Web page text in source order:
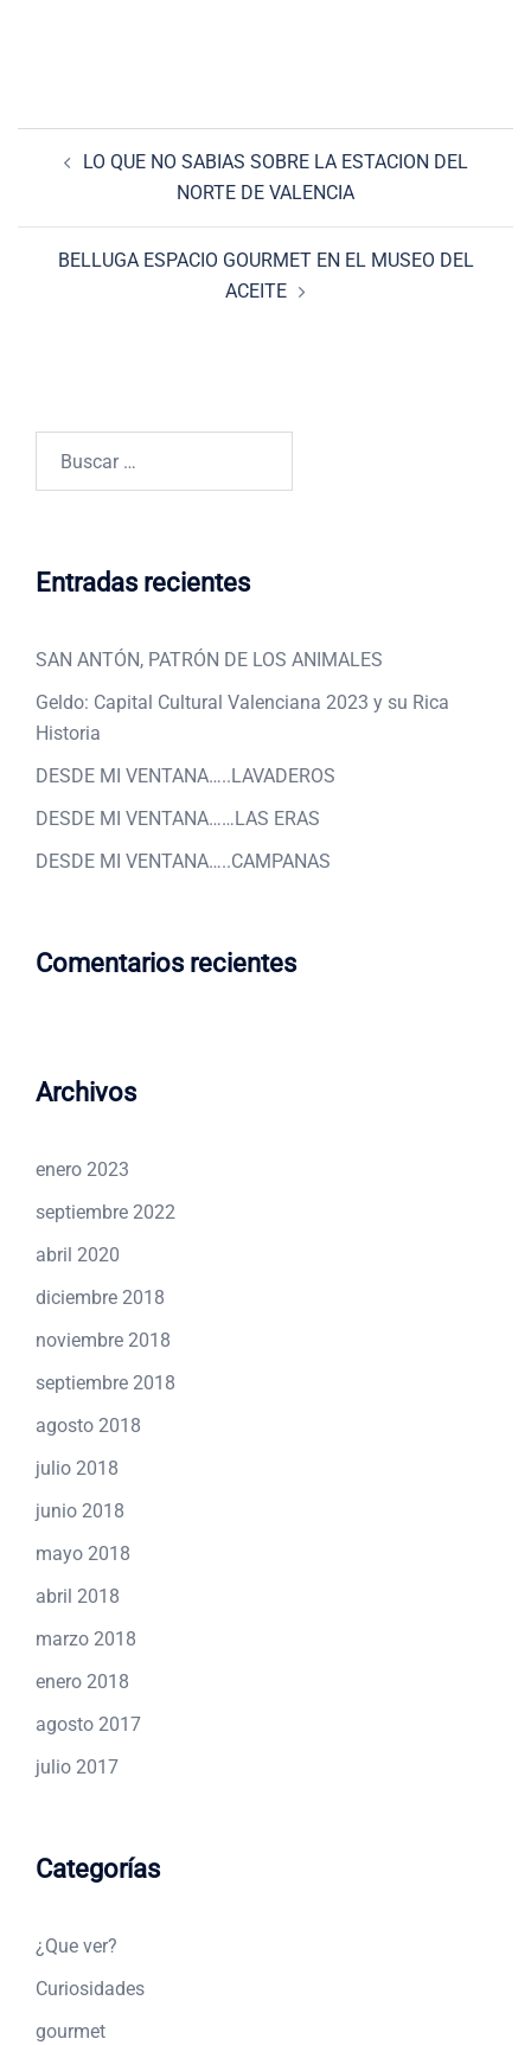
LO QUE NO SABIAS SOBRE LA ESTACION DEL
NORTE DE VALENCIA
BELLUGA ESPACIO GOURMET EN EL MUSEO DEL
ACEITE
Entradas recientes
SAN ANTÓN, PATRÓN DE LOS ANIMALES
Geldo: Capital Cultural Valenciana 2023 y su Rica
Historia
DESDE MI VENTANA…..LAVADEROS
DESDE MI VENTANA……LAS ERAS
DESDE MI VENTANA…..CAMPANAS
Comentarios recientes
Archivos
enero 2023
septiembre 2022
abril 2020
diciembre 2018
noviembre 2018
septiembre 2018
agosto 2018
julio 2018
junio 2018
mayo 2018
abril 2018
marzo 2018
enero 2018
agosto 2017
julio 2017
Categorías
¿Que ver?
Curiosidades
gourmet